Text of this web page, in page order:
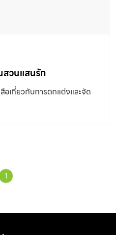
สวนแสนรัก
อเกี่ยวกับการตกแต่งและจัด
1